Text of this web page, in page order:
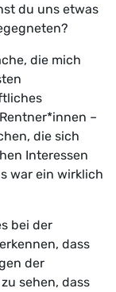
du uns etwas
die mich
–
die sich
Interessen
war ein wirklich
bei der
dass
der
sehen, dass